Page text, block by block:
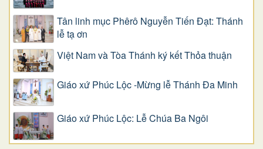
Tân linh mục Phêrô Nguyễn Tiến Đạt: Thánh
lễ tạ ơn
Việt Nam và Tòa Thánh ký kết Thỏa thuận
Giáo xứ Phúc Lộc -Mừng lễ Thánh Đa Minh
Giáo xứ Phúc Lộc: Lễ Chúa Ba Ngôi